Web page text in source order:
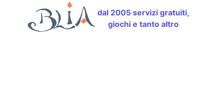
dal 2005 servizi gratuiti,
giochi e tanto altro